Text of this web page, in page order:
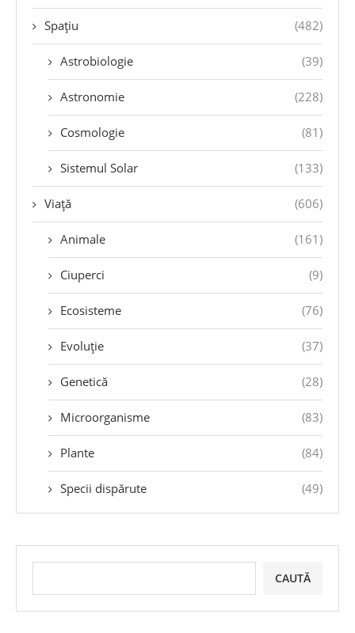
Spațiu (482)
Astrobiologie (39)
Astronomie (228)
Cosmologie (81)
Sistemul Solar (133)
Viață (606)
Animale (161)
Ciuperci (9)
Ecosisteme (76)
Evoluție (37)
Genetică (28)
Microorganisme (83)
Plante (84)
Specii dispărute (49)
CAUTĂ